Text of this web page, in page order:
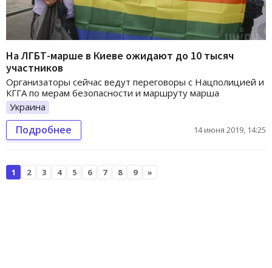
На ЛГБТ-марше в Киеве ожидают до 10 тысяч
участников
Организаторы сейчас ведут переговоры с Нацполицией и
КГГА по мерам безопасности и маршруту марша
Украина
Подробнее 14 июня 2019, 14:25
1 2 3 4 5 6 7 8 9 »